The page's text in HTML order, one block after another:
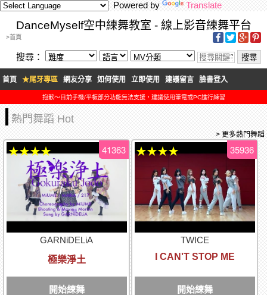
Powered by Translate
DanceMyself空中練舞教室 - 線上影音練舞平台
>首頁
搜尋：
首頁 ★尾牙專區 網友分享 如何使用 立即使用 建議留言 臉書登入
抱歉～目前手機/平板部分功能無法支援，建議使用筆電或PC進行練習
熱門舞蹈 Hot
> 更多熱門舞蹈
GARNiDELiA
極樂淨土
開始練舞
41363
★★★★
TWICE
I CAN'T STOP ME
開始練舞
35936
★★★★